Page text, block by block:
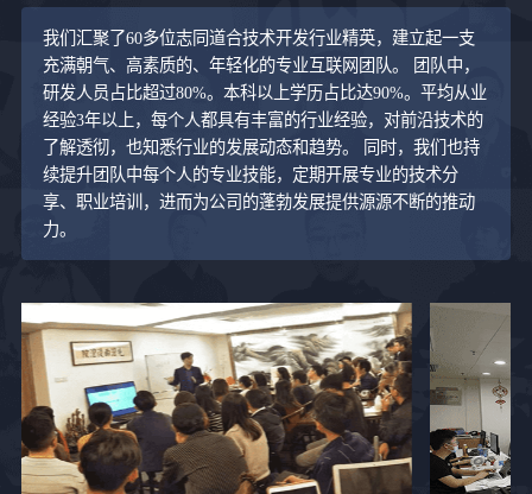
我们汇聚了60多位志同道合技术开发行业精英，建立起一支
充满朝气、高素质的、年轻化的专业互联网团队。 团队中，
研发人员占比超过80%。本科以上学历占比达90%。平均从业
经验3年以上，每个人都具有丰富的行业经验，对前沿技术的
了解透彻，也知悉行业的发展动态和趋势。 同时，我们也持
续提升团队中每个人的专业技能，定期开展专业的技术分
享、职业培训，进而为公司的蓬勃发展提供源源不断的推动
力。